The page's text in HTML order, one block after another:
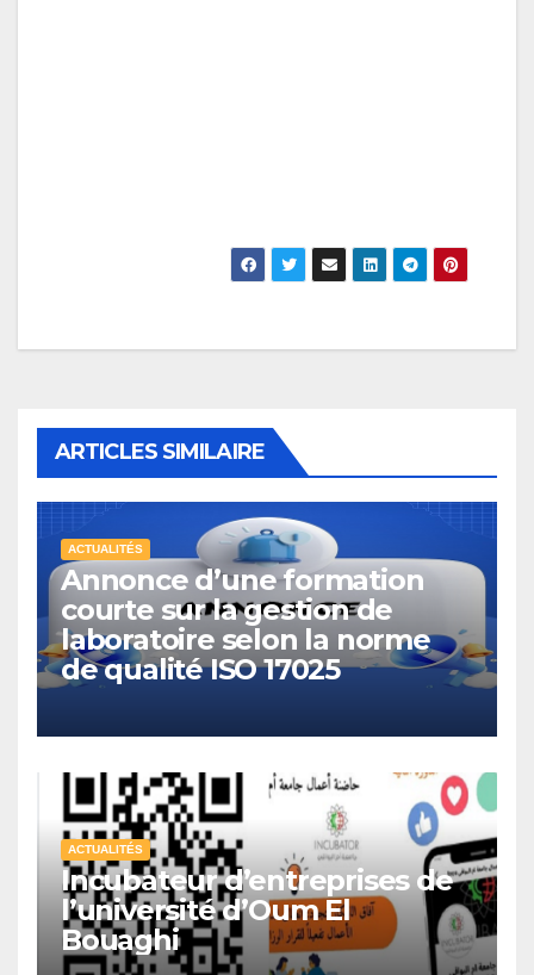
ARTICLES SIMILAIRE
ACTUALITÉS
Annonce d’une formation
courte sur la gestion de
laboratoire selon la norme
de qualité ISO 17025
ACTUALITÉS
Incubateur d’entreprises de
l’université d’Oum El
Bouaghi